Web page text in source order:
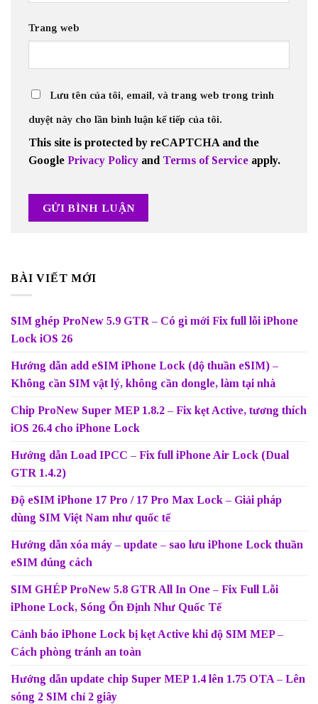
BÀI VIẾT MỚI
SIM ghép ProNew 5.9 GTR – Có gì mới Fix full lỗi iPhone
Lock iOS 26
Hướng dẫn add eSIM iPhone Lock (độ thuần eSIM) –
Không cần SIM vật lý, không cần dongle, làm tại nhà
Chip ProNew Super MEP 1.8.2 – Fix kẹt Active, tương thích
iOS 26.4 cho iPhone Lock
Hướng dẫn Load IPCC – Fix full iPhone Air Lock (Dual
GTR 1.4.2)
Độ eSIM iPhone 17 Pro / 17 Pro Max Lock – Giải pháp
dùng SIM Việt Nam như quốc tế
Hướng dẫn xóa máy – update – sao lưu iPhone Lock thuần
eSIM đúng cách
SIM GHÉP ProNew 5.8 GTR All In One – Fix Full Lỗi
iPhone Lock, Sóng Ổn Định Như Quốc Tế
Cảnh báo iPhone Lock bị kẹt Active khi độ SIM MEP –
Cách phòng tránh an toàn
Hướng dẫn update chip Super MEP 1.4 lên 1.75 OTA – Lên
sóng 2 SIM chỉ 2 giây
Trang web
Lưu tên của tôi, email, và trang web trong trình
duyệt này cho lần bình luận kế tiếp của tôi.
This site is protected by reCAPTCHA and the
Google Privacy Policy and Terms of Service apply.